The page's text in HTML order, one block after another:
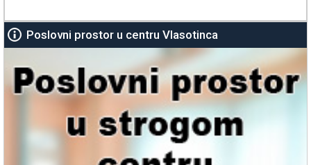
Poslovni prostor u centru Vlasotinca